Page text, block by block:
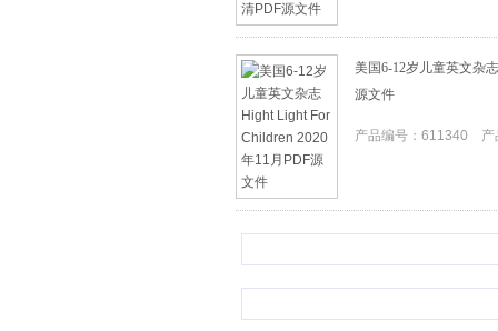
美国6-12岁儿童英文杂
源文件
产品编号：611340 产